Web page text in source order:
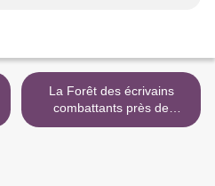
La Forêt des écrivains
combattants près de
Combes. >